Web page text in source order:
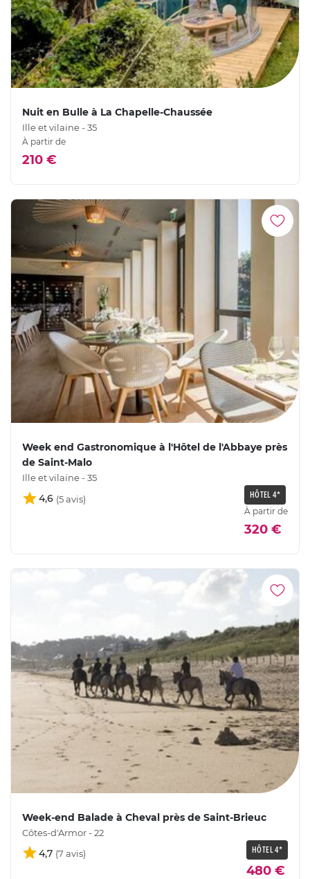
Nuit en Bulle à La Chapelle-Chaussée
Ille et vilaine - 35
À partir de
210 €
Week end Gastronomique à l'Hôtel de l'Abbaye près
de Saint-Malo
Ille et vilaine - 35
4,6 HÔTEL 4*
À partir de
320 €
Week-end Balade à Cheval près de Saint-Brieuc
Côtes-d'Armor - 22
4,7 HÔTEL 4*
480 €